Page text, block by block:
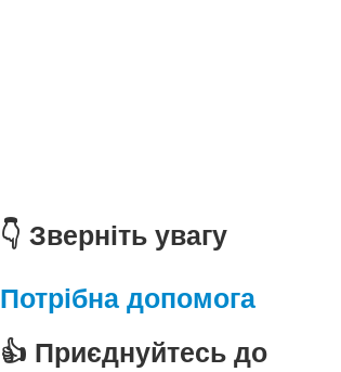
👇 Зверніть увагу
Потрібна допомога
👍 Приєднуйтесь до